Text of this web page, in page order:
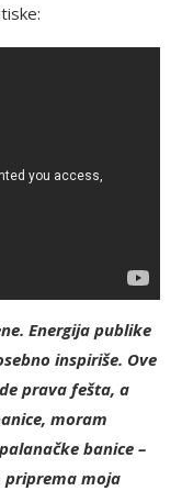
Energija publike
inspiriše. Ove
prava fešta, a
moram
banice –
priprema moja